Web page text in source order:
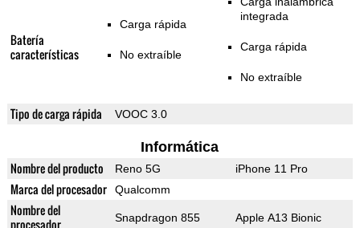
Batería
características
Carga rápida
No extraíble
integrada
Carga rápida
No extraíble
Tipo de carga rápida VOOC 3.0
Informática
Nombre del producto Reno 5G iPhone 11 Pro
Marca del procesador Qualcomm
Nombre del
procesador
Snapdragon 855 Apple A13 Bionic